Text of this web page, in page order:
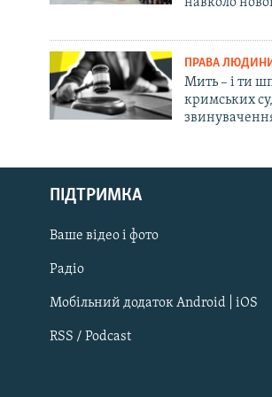
Русский
Qırımtatar
ДОЛУЧАЙСЯ!
ПРАВА ЛЮДИНИ
Мить – і ти
кримських
ПІДТРИМКА
Ваше відео і фото
Радіо
Мобільний додаток Android | iOS
RSS / Podcast